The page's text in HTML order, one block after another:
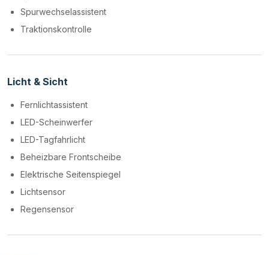
Spurwechselassistent
Traktionskontrolle
Licht & Sicht
Fernlichtassistent
LED-Scheinwerfer
LED-Tagfahrlicht
Beheizbare Frontscheibe
Elektrische Seitenspiegel
Lichtsensor
Regensensor